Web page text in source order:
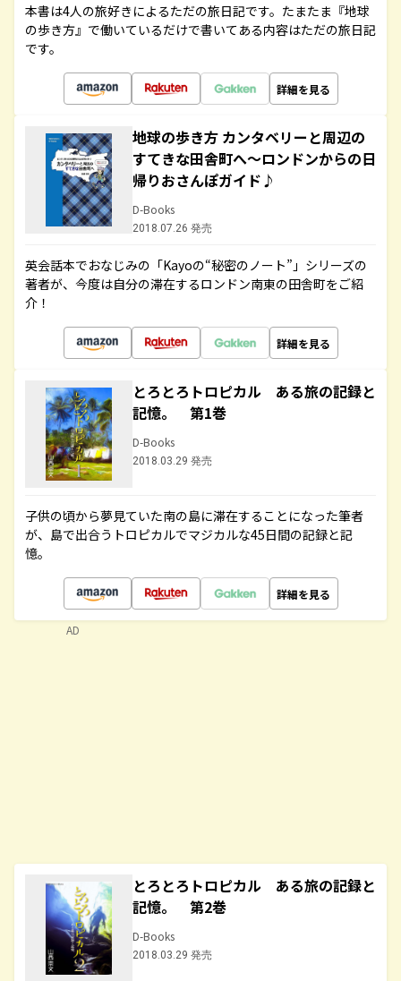
本書は4人の旅好きによるただの旅日記です。たまたま『地球
の歩き方』で働いているだけで書いてある内容はただの旅日記
です。
詳細を見る
地球の歩き方 カンタベリーと周辺の
すてきな田舎町へ～ロンドンからの日
帰りおさんぽガイド♪
D-Books
2018.07.26 発売
英会話本でおなじみの「Kayoの“秘密のノート”」シリーズの
著者が、今度は自分の滞在するロンドン南東の田舎町をご紹
介！
詳細を見る
とろとろトロピカル ある旅の記録と
記憶。 第1巻
D-Books
2018.03.29 発売
子供の頃から夢見ていた南の島に滞在することになった筆者
が、島で出合うトロピカルでマジカルな45日間の記録と記
憶。
詳細を見る
とろとろトロピカル ある旅の記録と
記憶。 第2巻
D-Books
2018.03.29 発売
AD